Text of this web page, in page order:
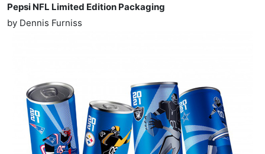
Pepsi NFL Limited Edition Packaging
by Dennis Furniss